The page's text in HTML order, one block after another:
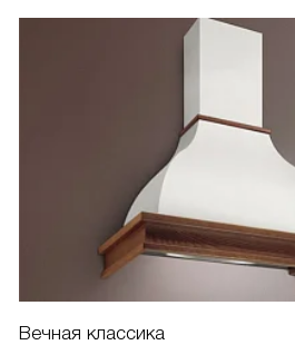
Вечная классика